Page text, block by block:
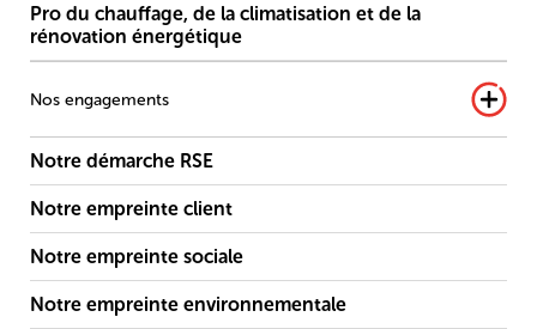
Pro du chauffage, de la climatisation et de la
rénovation énergétique
Nos engagements
Notre démarche RSE
Notre empreinte client
Notre empreinte sociale
Notre empreinte environnementale